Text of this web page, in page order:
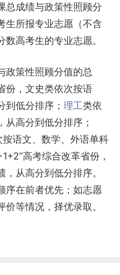
总成绩与政策性照顾分
生所报专业志愿（不含
高考生的专业志愿。
政策性照顾分值的总
份，文史类依次按语
低分排序； 理工类依
高分到低分排序；
语文、数学、外语单科
高考综合改革省份，
从高分到低分排序。
序在前者优先；如志愿
等情况，择优录取。